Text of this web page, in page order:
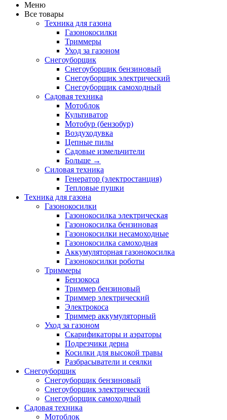
Меню
Все товары
Техника для газона
Газонокосилки
Триммеры
Уход за газоном
Снегоуборщик
Снегоуборщик бензиновый
Снегоуборщик электрический
Снегоуборщик самоходный
Садовая техника
Мотоблок
Культиватор
Мотобур (бензобур)
Воздуходувка
Цепные пилы
Садовые измельчители
Больше →
Силовая техника
Генератор (электростанция)
Тепловые пушки
Техника для газона
Газонокосилки
Газонокосилка электрическая
Газонокосилка бензиновая
Газонокосилки несамоходные
Газонокосилка самоходная
Аккумуляторная газонокосилка
Газонокосилки роботы
Триммеры
Бензокоса
Триммер бензиновый
Триммер электрический
Электрокоса
Триммер аккумуляторный
Уход за газоном
Скарификаторы и аэраторы
Подрезчики дерна
Косилки для высокой травы
Разбрасыватели и сеялки
Снегоуборщик
Снегоуборщик бензиновый
Снегоуборщик электрический
Снегоуборщик самоходный
Садовая техника
Мотоблок